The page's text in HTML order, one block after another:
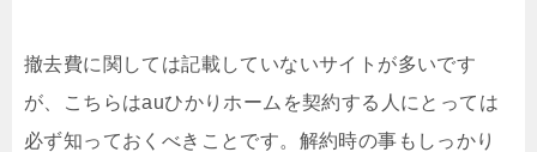
撤去費に関しては記載していないサイトが多いです
が、こちらはauひかりホームを契約する人にとっては
必ず知っておくべきことです。解約時の事もしっかり